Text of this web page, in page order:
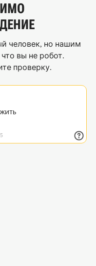
человек, но нашим
вы не робот.
проверку.